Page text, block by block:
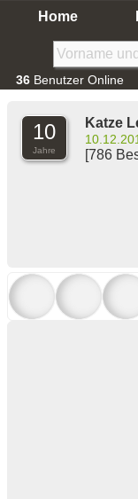
Home
36 Benutzer Online
10
Jahre
Katze
[786